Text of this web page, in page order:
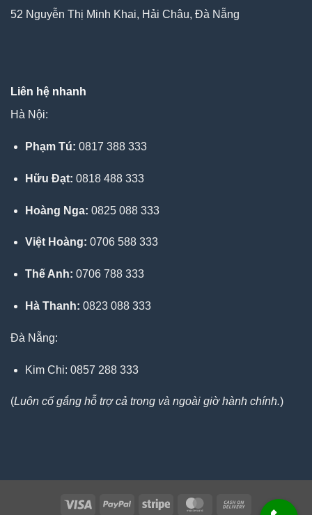
52 Nguyễn Thị Minh Khai, Hải Châu, Đà Nẵng
Liên hệ nhanh
Hà Nội:
Phạm Tú: 0817 388 333
Hữu Đạt: 0818 488 333
Hoàng Nga: 0825 088 333
Việt Hoàng: 0706 588 333
Thế Anh: 0706 788 333
Hà Thanh: 0823 088 333
Đà Nẵng:
Kim Chi: 0857 288 333
(Luôn cố gắng hỗ trợ cả trong và ngoài giờ hành chính.)
Visa PayPal Stripe MasterCardCash